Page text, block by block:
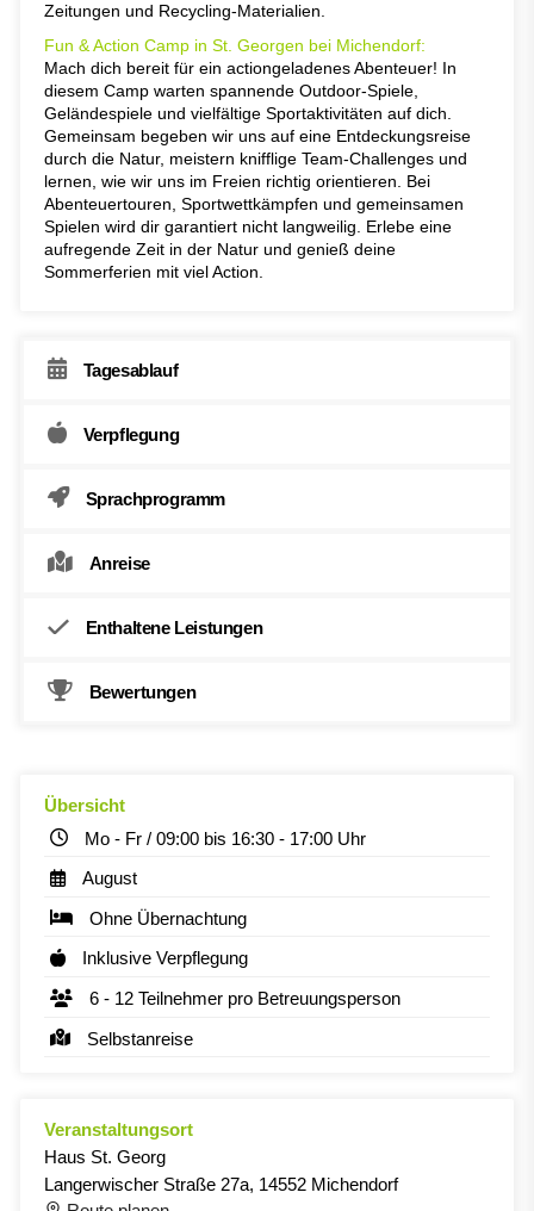
Zeitungen und Recycling-Materialien.
Fun & Action Camp in St. Georgen bei Michendorf:
Mach dich bereit für ein actiongeladenes Abenteuer! In
diesem Camp warten spannende Outdoor-Spiele,
Geländespiele und vielfältige Sportaktivitäten auf dich.
Gemeinsam begeben wir uns auf eine Entdeckungsreise
durch die Natur, meistern knifflige Team-Challenges und
lernen, wie wir uns im Freien richtig orientieren. Bei
Abenteuertouren, Sportwettkämpfen und gemeinsamen
Spielen wird dir garantiert nicht langweilig. Erlebe eine
aufregende Zeit in der Natur und genieß deine
Sommerferien mit viel Action.
Tagesablauf
Verpflegung
Sprachprogramm
Anreise
Enthaltene Leistungen
Bewertungen
Übersicht
Mo - Fr / 09:00 bis 16:30 - 17:00 Uhr
August
Ohne Übernachtung
Inklusive Verpflegung
6 - 12 Teilnehmer pro Betreuungsperson
Selbstanreise
Veranstaltungsort
Haus St. Georg
Langerwischer Straße 27a, 14552 Michendorf